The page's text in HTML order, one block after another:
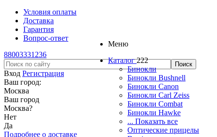
Условия оплаты
Доставка
Гарантия
Вопрос-ответ
88003331236
Вход Регистрация
Ваш город:
Москва
Ваш город
Москва?
Нет
Да
Подробнее о доставке
Меню
Каталог 222
Бинокли
Бинокли Bushnell
Бинокли Canon
Бинокли Carl Zeiss
Бинокли Combat
Бинокли Hawke
... Показать все
Оптические прицелы